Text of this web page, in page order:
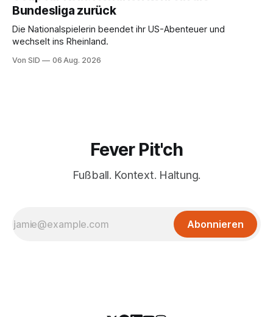
Bundesliga zurück
Die Nationalspielerin beendet ihr US-Abenteuer und
wechselt ins Rheinland.
Von SID 06 Aug. 2026
Fever Pit'ch
Fußball. Kontext. Haltung.
Abonnieren